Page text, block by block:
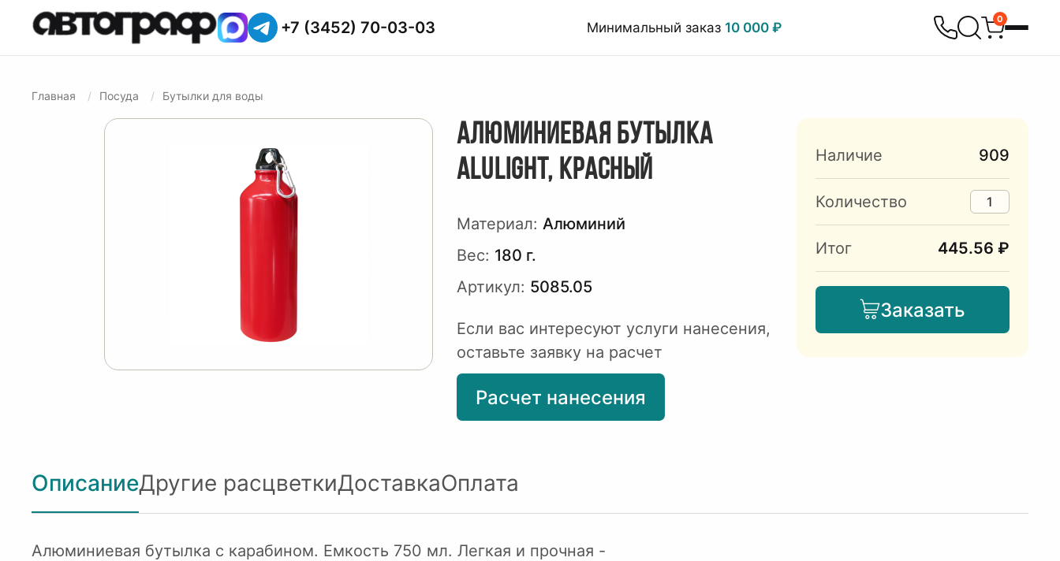
+7 (3452) 70-03-03 Минимальный заказ 10 000 ₽
0
Главная Посуда Бутылки для воды
АЛЮМИНИЕВАЯ БУТЫЛКА
ALULIGHT, КРАСНЫЙ
Материал: Алюминий
Вес: 180 г.
Артикул: 5085.05
Если вас интересуют услуги нанесения,
оставьте заявку на расчет
Расчет нанесения
Наличие 909
Количество
Итог 445.56 ₽
Заказать
ОписаниеДругие расцветкиДоставкаОплата
Алюминиевая бутылка с карабином. Емкость 750 мл. Легкая и прочная -